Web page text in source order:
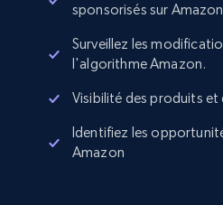
sponsorisés sur Amazon
Surveillez les
l'algorithme Amazon.
Visibilité des produits
Identifiez les
Amazon